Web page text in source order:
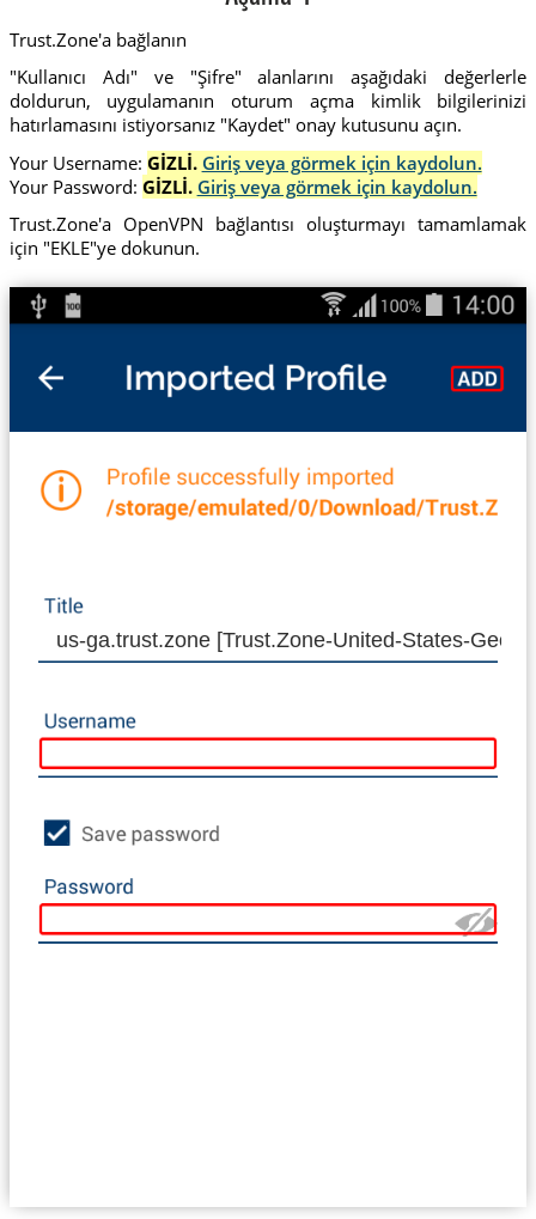
Trust.Zone'a bağlanın
"Kullanıcı Adı" ve "Şifre" alanlarını aşağıdaki değerlerle
doldurun, uygulamanın oturum açma kimlik bilgilerinizi
hatırlamasını istiyorsanız "Kaydet" onay kutusunu açın.
Your Username: GİZLİ. Giriş veya görmek için kaydolun.
Your Password: GİZLİ. Giriş veya görmek için kaydolun.
Trust.Zone'a OpenVPN bağlantısı oluşturmayı tamamlamak
için "EKLE"ye dokunun.
us-ga.trust.zone [Trust.Zone-United-States-